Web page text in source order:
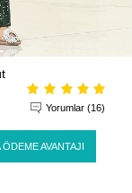
Yorumlar (16)
ÖDEME AVANTAJI